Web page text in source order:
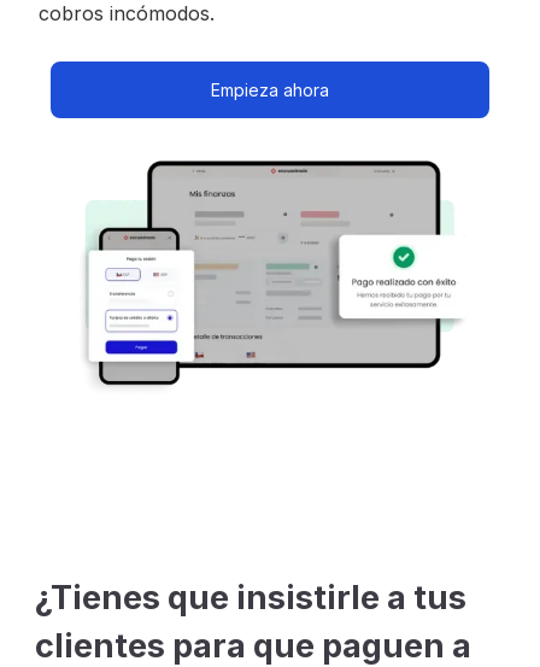
cobros incómodos.
Empieza ahora
¿Tienes que insistirle a tus
clientes para que paguen a